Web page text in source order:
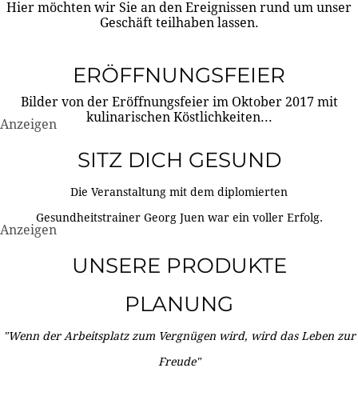
Hier möchten wir Sie an den Ereignissen rund um unser
Geschäft teilhaben lassen.
ERÖFFNUNGSFEIER
Bilder von der Eröffnungsfeier im Oktober 2017 mit
kulinarischen Köstlichkeiten...
Anzeigen
SITZ DICH GESUND
Die Veranstaltung mit dem diplomierten
Gesundheitstrainer Georg Juen war ein voller Erfolg.
Anzeigen
UNSERE PRODUKTE
PLANUNG
"Wenn der Arbeitsplatz zum Vergnügen wird, wird das Leben zur
Freude"